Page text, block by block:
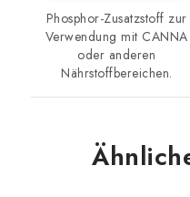
Phosphor-Zusatzstoff zur
Verwendung mit CANNA
oder anderen
Nährstoffbereichen.